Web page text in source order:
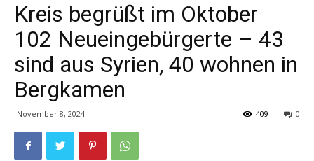
Kreis begrüßt im Oktober
102 Neueingebürgerte – 43
sind aus Syrien, 40 wohnen in
Bergkamen
November 8, 2024 0
409